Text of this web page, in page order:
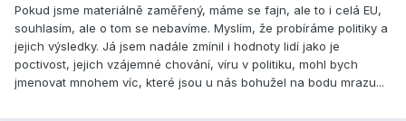
Pokud jsme materiálně zaměřený, máme se fajn, ale to i celá EU,
souhlasím, ale o tom se nebavíme. Myslím, že probíráme politiky a
jejich výsledky. Já jsem nadále zmínil i hodnoty lidí jako je
poctivost, jejich vzájemné chování, víru v politiku, mohl bych
jmenovat mnohem víc, které jsou u nás bohužel na bodu mrazu...